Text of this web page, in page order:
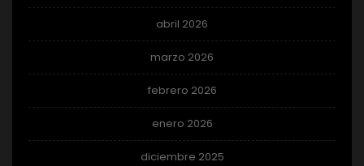
abril 2026
marzo 2026
febrero 2026
enero 2026
diciembre 2025